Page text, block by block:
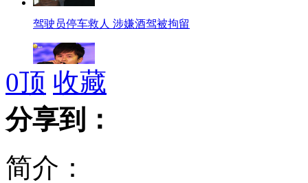
驾驶员停车救人 涉嫌酒驾被拘留
张杰被指"贪污"粉丝100万捐款
男子深夜楼道贴情书被误当作小偷
0顶 收藏
分享到：
简介：